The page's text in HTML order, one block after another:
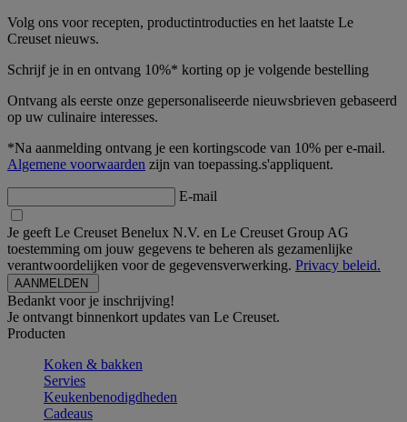
Volg ons voor recepten, productintroducties en het laatste Le
Creuset nieuws.
Schrijf je in en ontvang 10%* korting op je volgende bestelling
Ontvang als eerste onze gepersonaliseerde nieuwsbrieven gebaseerd
op uw culinaire interesses.
*Na aanmelding ontvang je een kortingscode van 10% per e-mail.
Algemene voorwaarden zijn van toepassing.s'appliquent.
E-mail
Je geeft Le Creuset Benelux N.V. en Le Creuset Group AG
toestemming om jouw gegevens te beheren als gezamenlijke
verantwoordelijken voor de gegevensverwerking. Privacy beleid.
Bedankt voor je inschrijving!
Je ontvangt binnenkort updates van Le Creuset.
Producten
Koken & bakken
Servies
Keukenbenodigdheden
Cadeaus